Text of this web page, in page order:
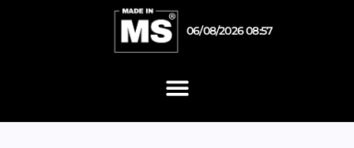
06/08/2026 08:57